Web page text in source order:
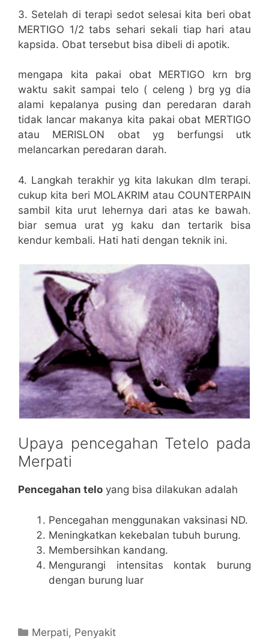
3. Setelah di terapi sedot selesai kita beri obat
MERTIGO 1/2 tabs sehari sekali tiap hari atau
kapsida. Obat tersebut bisa dibeli di apotik.
mengapa kita pakai obat MERTIGO krn brg
waktu sakit sampai telo ( celeng ) brg yg dia
alami kepalanya pusing dan peredaran darah
tidak lancar makanya kita pakai obat MERTIGO
atau MERISLON obat yg berfungsi utk
melancarkan peredaran darah.
4. Langkah terakhir yg kita lakukan dlm terapi.
cukup kita beri MOLAKRIM atau COUNTERPAIN
sambil kita urut lehernya dari atas ke bawah.
biar semua urat yg kaku dan tertarik bisa
kendur kembali. Hati hati dengan teknik ini.
Upaya pencegahan Tetelo pada
Merpati
Pencegahan telo yang bisa dilakukan adalah
Pencegahan menggunakan vaksinasi ND.
Meningkatkan kekebalan tubuh burung.
Membersihkan kandang.
Mengurangi intensitas kontak burung
dengan burung luar
Categories
Merpati, Penyakit